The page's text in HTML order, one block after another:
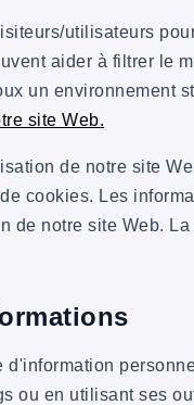
utilisateurs
aider à filtrer le
un environnement
site Web.
de notre site
cookies. Les
de notre site Web.
ou en utilisant ses